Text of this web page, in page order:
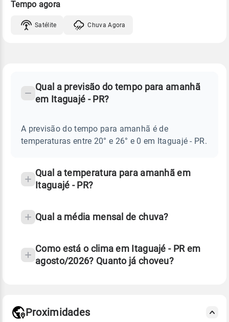
Tempo agora
Satélite Chuva Agora
ITAGUAJÉ
Perguntas
sobre
chuva
temperatura
Qual a previsão do tempo para amanhã
em Itaguajé - PR?
A previsão do tempo para amanhã é de
temperaturas entre 20° e 26° e 0 em Itaguajé - PR.
Qual a temperatura para amanhã em
Itaguajé - PR?
Qual a média mensal de chuva?
Como está o clima em Itaguajé - PR em
agosto/2026? Quanto já choveu?
Proximidades